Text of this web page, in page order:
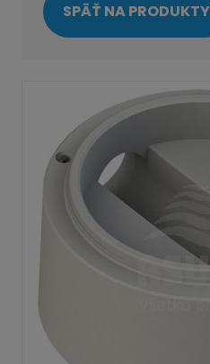
SPÄŤ NA PRODUKTY